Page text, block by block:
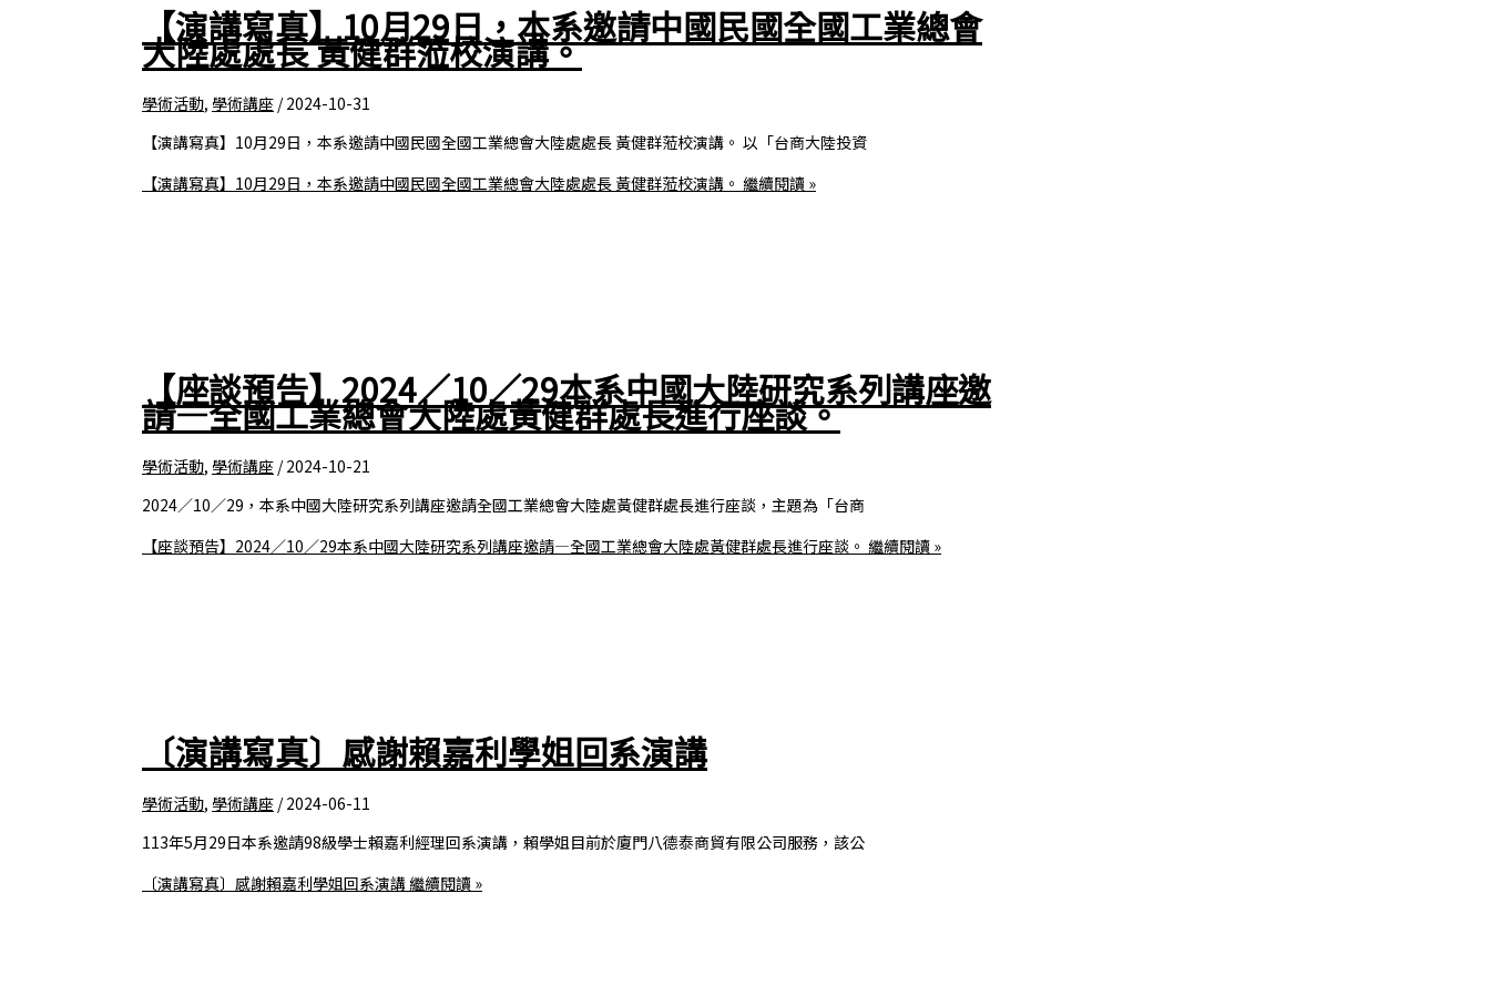
【演講寫真】10月29日，本系邀請中國民國全國工業總會
大陸處處長 黃健群蒞校演講。
學術活動, 學術講座 /2024-10-31
【演講寫真】10月29日，本系邀請中國民國全國工業總會大陸處處長 黃健群蒞校演講。 以「台商大陸投資
【演講寫真】10月29日，本系邀請中國民國全國工業總會大陸處處長 黃健群蒞校演講。 繼續閱讀 »
【座談預告】2024／10／29本系中國大陸研究系列講座邀
請—全國工業總會大陸處黃健群處長進行座談。
學術活動, 學術講座 /2024-10-21
2024／10／29，本系中國大陸研究系列講座邀請全國工業總會大陸處黃健群處長進行座談，主題為「台商
【座談預告】2024／10／29本系中國大陸研究系列講座邀請—全國工業總會大陸處黃健群處長進行座談。 繼續閱讀 »
〔演講寫真〕感謝賴嘉利學姐回系演講
學術活動, 學術講座 /2024-06-11
113年5月29日本系邀請98級學士賴嘉利經理回系演講，賴學姐目前於廈門八德泰商貿有限公司服務，該公
〔演講寫真〕感謝賴嘉利學姐回系演講 繼續閱讀 »